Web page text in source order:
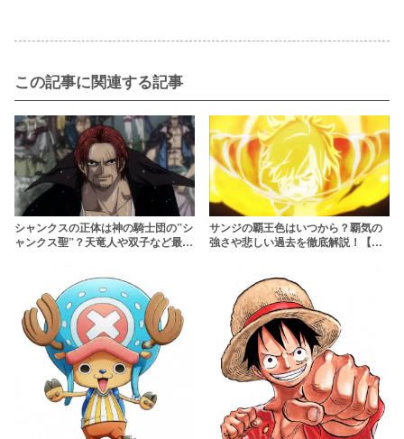
この記事に関連する記事
シャンクスの正体は神の騎士団の”シ
ャンクス聖”？天竜人や双子など最新
サンジの覇王色はいつから？覇気の
強さや悲しい過去を徹底解説！【ワ